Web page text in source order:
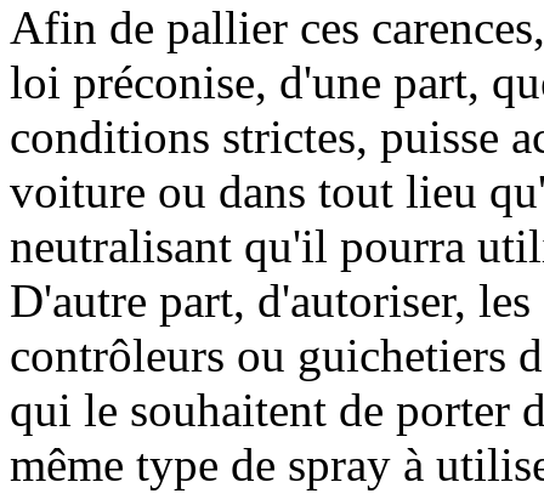
Afin de pallier ces
loi préconise, d'une part,
conditions strictes, puisse
voiture ou dans tout lieu
neutralisant qu'il pourra
D'autre part, d'autoriser,
contrôleurs ou guichetiers
qui le souhaitent de porter
même type de spray à